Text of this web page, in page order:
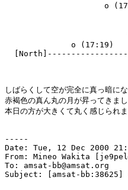
o
o (17:19)
しばらくして空が完全に真っ暗に
赤褐色の真ん丸の月が昇ってきま
本日の方が大きくて丸く感じられま
-----
Date: Tue, 12 Dec 2000
From: Mineo Wakita
To: amsat-bb@amsat.org
Subject: [amsat-